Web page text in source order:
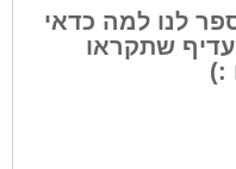
לנו למה כדאי
שתקראו
:)